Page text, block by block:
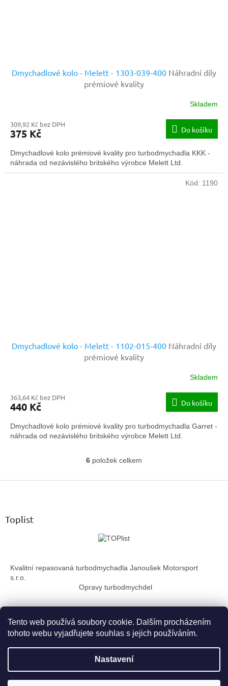
Tento web používá soubory cookie. Dalším procházením
tohoto webu vyjadřujete souhlas s jejich používáním.
Nastavení
Dmychadlové kolo - Melett - 1303-039-400 Náhradní díly
prémiové kvality
Skladem
309,92 Kč bez DPH
375 Kč Do košíku
Dmychadlové kolo prémiové kvality pro turbodmychadla KKK -
náhrada od nezávislého britského výrobce Melett Ltd.
Dmychadlové kolo - Melett - 1102-015-400 Náhradní díly
prémiové kvality
Skladem
363,64 Kč bez DPH
440 Kč Do košíku
Dmychadlové kolo prémiové kvality pro turbodmychadla Garret -
náhrada od nezávislého britského výrobce Melett Ltd.
Kód: 1190
O
l
p
k
v
ý
p
i
s
u
6 položek celkem
Z
Toplist
Kvalitní repasovaná turbodmychadla Janoušek Motorsport
s.r.o.
Opravy turbodmychdel
Copyright 2026TurboTechnika.cz. Všechna práva vyhrazena.